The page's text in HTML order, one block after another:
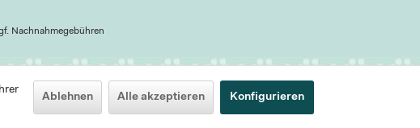
Nachnahmegebühren
Ablehnen Alle akzeptieren Konfigurieren